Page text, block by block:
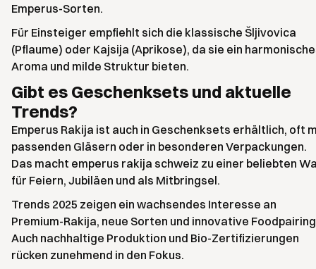
Emperus-Sorten.
Für Einsteiger empfiehlt sich die klassische Šljivovica
(Pflaume) oder Kajsija (Aprikose), da sie ein
Aroma und milde Struktur bieten.
Gibt es Geschenksets und aktuelle
Trends?
Emperus Rakija ist auch in Geschenksets erhältlich, oft
passenden Gläsern oder in besonderen Verpackungen.
Das macht emperus rakija schweiz zu einer beliebten
für Feiern, Jubiläen und als Mitbringsel.
Trends 2025 zeigen ein wachsendes Interesse an
Premium-Rakija, neue Sorten und innovative
Auch nachhaltige Produktion und Bio-Zertifizierungen
rücken zunehmend in den Fokus.